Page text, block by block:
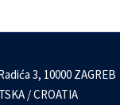
3, 10000 ZAGREB
/ CROATIA